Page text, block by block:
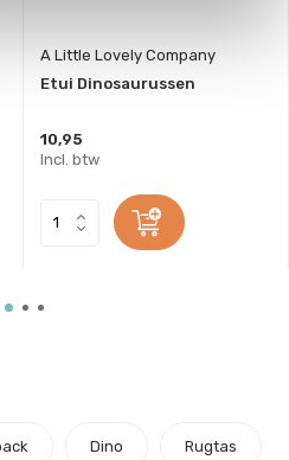
A Little Lovely Company
Etui Dinosaurussen
10,95
Incl. btw
Dino Rugtas